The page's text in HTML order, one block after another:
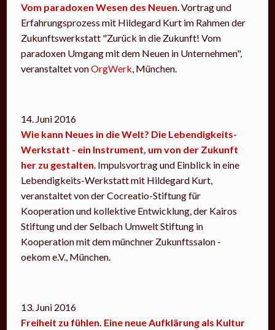
Vom paradoxen Wesen des Neuen . Vortrag und
Erfahrungsprozess mit Hildegard Kurt im Rahmen der
Zukunftswerkstatt "Zurück in die Zukunft! Vom
paradoxen Umgang mit dem Neuen in Unternehmen",
veranstaltet vonOrgWerk , München.
14. Juni 2016
Wie kann Neues in die Welt? Die Lebendigkeits-
Werkstatt - ein Instrument, um von der Zukunft
her zu gestalten . Impulsvortrag und Einblick in eine
Lebendigkeits-Werkstatt mit Hildegard Kurt,
veranstaltet von der Cocreatio-Stiftung für
Kooperation und kollektive Entwicklung, der Kairos
Stiftung und der Selbach Umwelt Stiftung in
Kooperation mit dem münchner Zukunftssalon -
oekom e.V., München.
13. Juni 2016
Freiheit zu fühlen. Eine neue Aufklärung als Kultur